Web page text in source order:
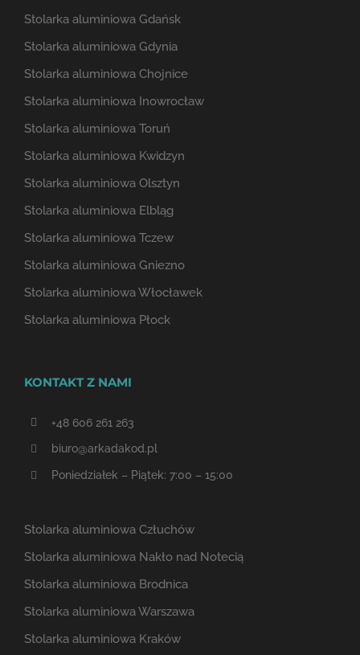
Stolarka aluminiowa Gdańsk
Stolarka aluminiowa Gdynia
Stolarka aluminiowa Chojnice
Stolarka aluminiowa Inowrocław
Stolarka aluminiowa Toruń
Stolarka aluminiowa Kwidzyn
Stolarka aluminiowa Olsztyn
Stolarka aluminiowa Elbląg
Stolarka aluminiowa Tczew
Stolarka aluminiowa Gniezno
Stolarka aluminiowa Włocławek
Stolarka aluminiowa Płock
KONTAKT Z NAMI
+48 606 261 263
biuro@arkadakod.pl
Poniedziałek – Piątek: 7:00 – 15:00
Stolarka aluminiowa Człuchów
Stolarka aluminiowa Nakło nad Notecią
Stolarka aluminiowa Brodnica
Stolarka aluminiowa Warszawa
Stolarka aluminiowa Kraków